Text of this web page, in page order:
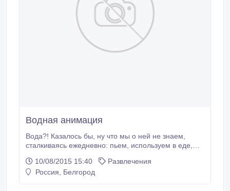
Водная анимация
Вода?! Казалось бы, ну что мы о ней не знаем,
сталкиваясь ежедневно: пьем, используем в еде,
купанием в море, зимой играем в снежки и по-
детски радуемся мыльным пузырям. А художники
10/08/2015 15:40
Развлечения
Россия, Белгород